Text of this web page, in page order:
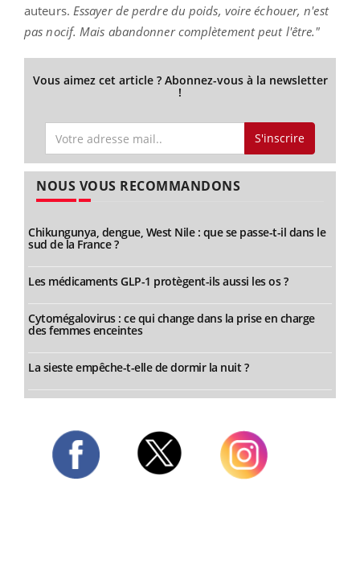
auteurs. Essayer de perdre du poids, voire échouer, n'est
pas nocif. Mais abandonner complètement peut l'être."
Vous aimez cet article ? Abonnez-vous à la newsletter
!
S'inscrire
NOUS VOUS RECOMMANDONS
Chikungunya, dengue, West Nile : que se passe-t-il dans le
sud de la France ?
Les médicaments GLP-1 protègent-ils aussi les os ?
Cytomégalovirus : ce qui change dans la prise en charge
des femmes enceintes
La sieste empêche-t-elle de dormir la nuit ?